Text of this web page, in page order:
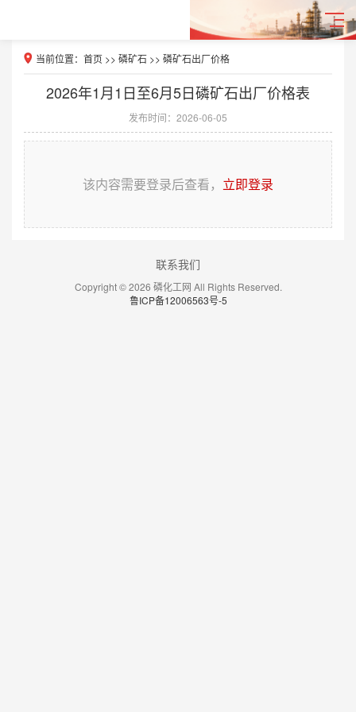
当前位置： 首页 >> 磷矿石 >> 磷矿石出厂价格
2026年1月1日至6月5日磷矿石出厂价格表
发布时间：2026-06-05
该内容需要登录后查看， 立即登录
联系我们
Copyright © 2026 磷化工网 All Rights Reserved.
鲁ICP备12006563号-5